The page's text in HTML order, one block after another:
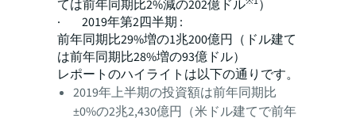
ては前年同期比2%減の202億ドル
）
· 2019年第2四半期 :
前年同期比29%増の1兆200億円（ドル建て
は前年同期比28%増の93億ドル）
レポートのハイライトは以下の通りです。
2019年上半期の投資額は前年同期比
±0%の2兆2,430億円（米ドル建てで前年